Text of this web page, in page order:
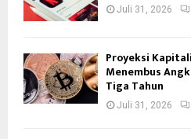
Juli 31, 2026
Proyeksi
Menembus
Tiga Tahun
Juli 31, 2026